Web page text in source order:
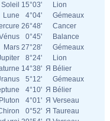
Soleil 15°03'
Lion
Lune
4°04'
Gémeaux
26°48'
Cancer
0°45'
Balance
Mars 27°28'
Gémeaux
8°24'
Lion
14°38' Я Bélier
5°12'
Gémeaux
4°10' Я Bélier
Pluton
4°01' Я Verseau
0°52' Я Taureau